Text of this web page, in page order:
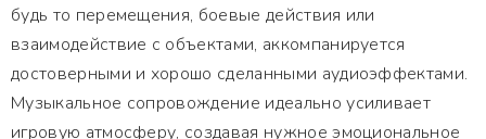
будь то перемещения, боевые действия или
взаимодействие с объектами, аккомпанируется
достоверными и хорошо сделанными аудиоэффектами.
Музыкальное сопровождение идеально усиливает
игровую атмосферу, создавая нужное эмоциональное